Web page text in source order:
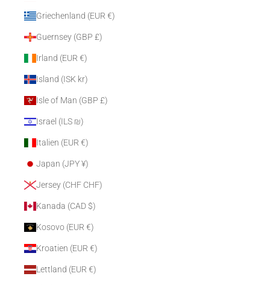
Griechenland (EUR €)
Guernsey (GBP £)
Irland (EUR €)
Island (ISK kr)
Isle of Man (GBP £)
Israel (ILS ₪)
Italien (EUR €)
Japan (JPY ¥)
Jersey (CHF CHF)
Kanada (CAD $)
Kosovo (EUR €)
Kroatien (EUR €)
Lettland (EUR €)